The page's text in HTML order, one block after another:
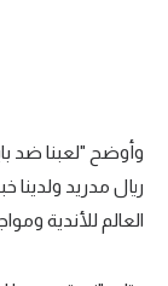
وأوضح "لعبنا ضد
ريال مدريد
العالم للأندية